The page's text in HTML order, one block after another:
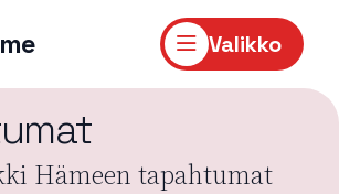
Valikko
Hämeen tapahtumat